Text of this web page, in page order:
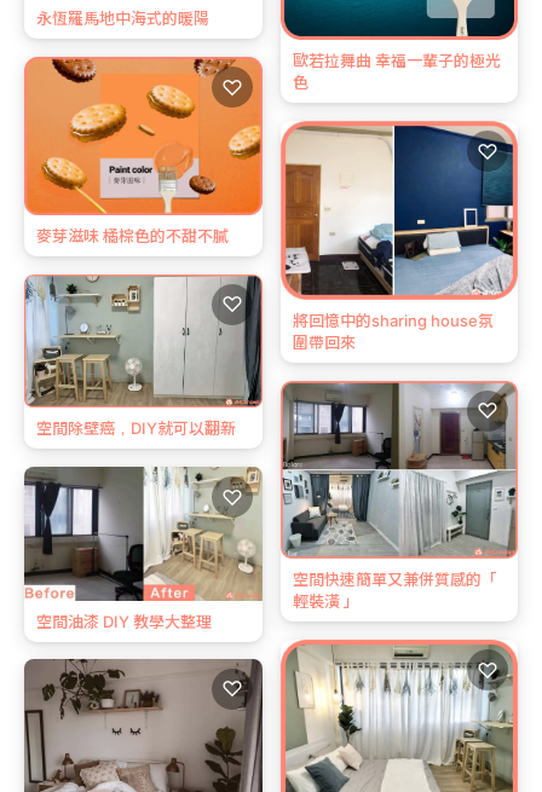
永恆羅馬地中海式的暖陽
歐若拉舞曲 幸福一輩子的極光
色
麥芽滋味 橘棕色的不甜不膩
♡
將回憶中的sharing house氛
圍帶回來
♡
空間除壁癌，DIY就可以翻新
♡
空間快速簡單又兼併質感的「
輕裝潢 」
♡
空間油漆 DIY 教學大整理
♡
♡
♡